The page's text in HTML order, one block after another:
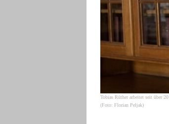
Tobias Rüther arbeitet seit über
(Foto: Florian Peljak)